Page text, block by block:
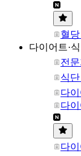
혈
다이어트·
전
식
다
다
다이